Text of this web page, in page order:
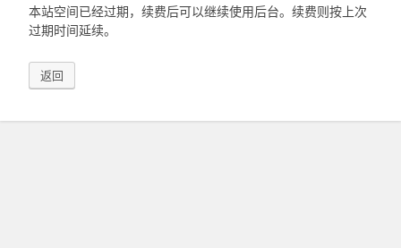
本站空间已经过期，续费后可以继续使用后台。续费则按上次
过期时间延续。
返回